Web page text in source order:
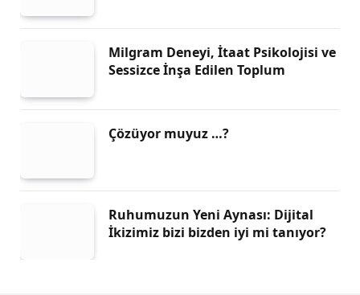
Milgram Deneyi, İtaat Psikolojisi ve
Sessizce İnşa Edilen Toplum
Çözüyor muyuz …?
Ruhumuzun Yeni Aynası: Dijital
İkizimiz bizi bizden iyi mi tanıyor?